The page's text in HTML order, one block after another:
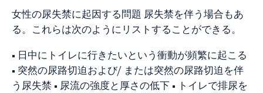
女性の尿失禁に起因する問題 尿失禁を伴う場合もあ
る。これらは次のようにリストすることができる。
• 日中にトイレに行きたいという衝動が頻繁に起こる
• 突然の尿路切迫および/ または突然の尿路切迫を伴
う尿失禁 • 尿流の強度と厚さの低下 • トイレで排尿を